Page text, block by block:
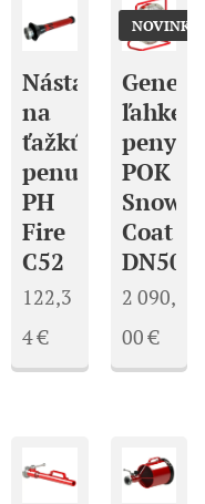
Nástavec
na
ťažkú
penu
PH
Fire
C52
122,3
4€
ľahkej
peny
POK
Snow
Coat
DN500
NOVINKA
2 090,
00€